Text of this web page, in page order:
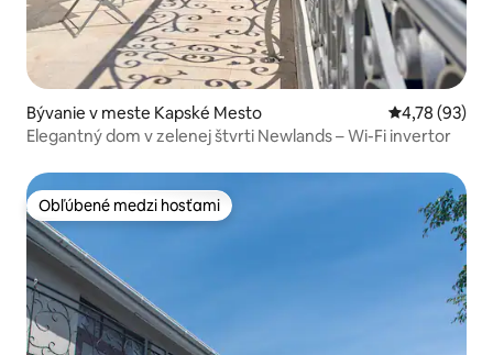
Bývanie v meste Kapské Mesto Priemerné
4,78 (93)
Elegantný dom v zelenej štvrti Newlands – Wi-Fi invertor
Obľúbené medzi hosťami
Obľúbené medzi hosťami